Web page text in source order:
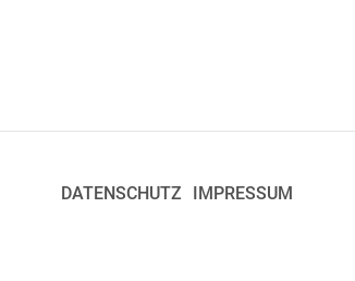
DATENSCHUTZ IMPRESSUM